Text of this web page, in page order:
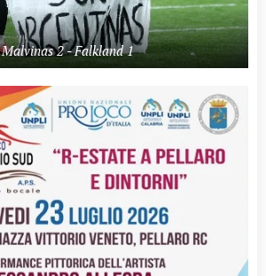
Malvinas 2 - Falkland 1